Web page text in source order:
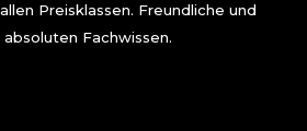
Preisklassen. Freundliche und
Fachwissen.